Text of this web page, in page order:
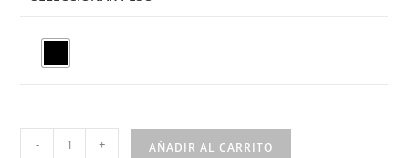
- + AÑADIR AL CARRITO